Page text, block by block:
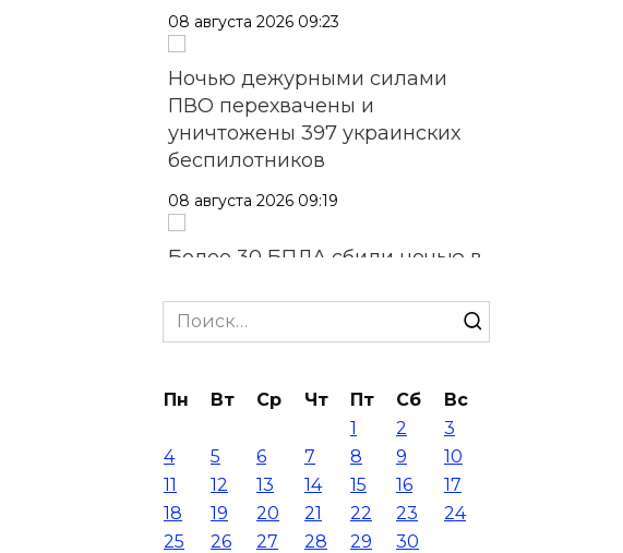
08 августа 2026 09:23
Ночью дежурными силами
ПВО перехвачены и
уничтожены 397 украинских
беспилотников
08 августа 2026 09:19
Более 30 БПЛА сбили ночью в
области
Дабы счастье семейное
сберечь – спрячьте первое
сорванное яблоко: приметы
на 8 августа
07 августа 2026 22:04
Search
for:
Пн Вт Ср Чт Пт Сб
Вс
1
2
3
4
5 6 7 8 9
10
11
12 13 14 15 16
17
18
19 20 21 22 23
24
25
26 27 28 29 30